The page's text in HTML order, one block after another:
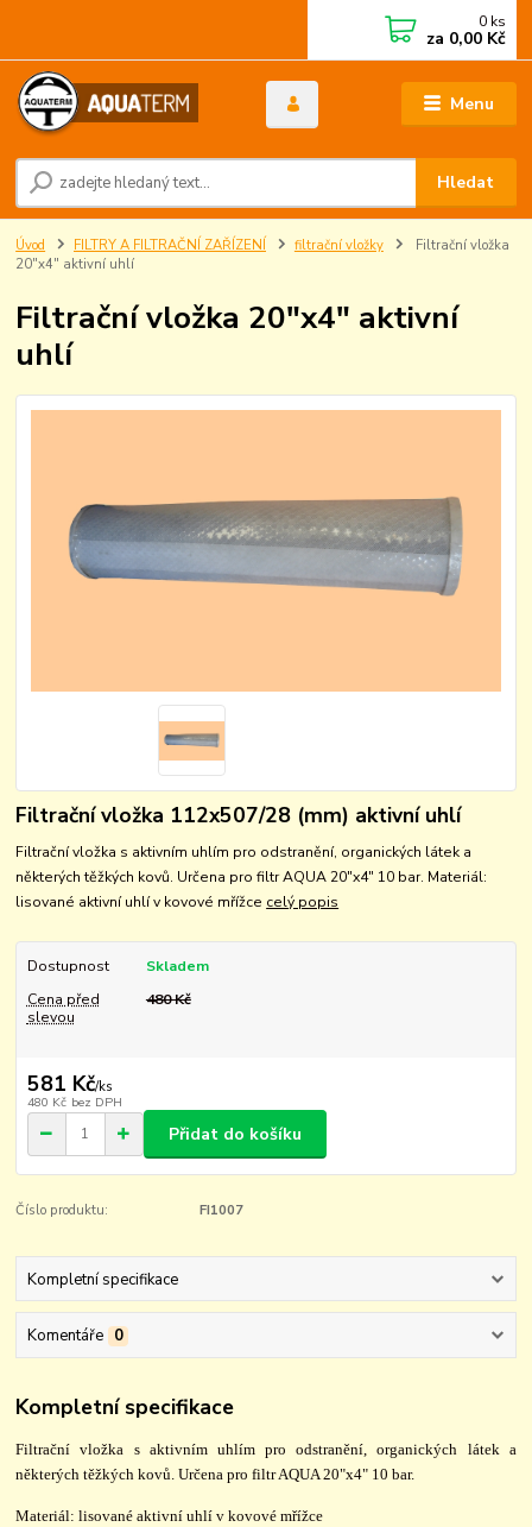
Menu
Hledat
0 ks
za 0,00 Kč
Úvod FILTRY A FILTRAČNÍ ZAŘÍZENÍ filtrační vložky
Filtrační vložka
20"x4" aktivní uhlí
Filtrační vložka 20"x4" aktivní
uhlí
Filtrační vložka 112x507/28 (mm) aktivní uhlí
Filtrační vložka s aktivním uhlím pro odstranění, organických látek a
některých těžkých kovů. Určena pro filtr AQUA 20"x4" 10 bar. Materiál:
lisované aktivní uhlí v kovové mřížce celý popis
Dostupnost
Skladem
Cena před
slevou
480 Kč
581 Kč/ks
480 Kč bez DPH
Přidat do košíku
Číslo produktu: FI1007
Kompletní specifikace
Komentáře 0
Kompletní specifikace
Filtrační vložka s aktivním uhlím pro odstranění, organických látek a
některých těžkých kovů. Určena pro filtr AQUA 20"x4" 10 bar.
Materiál: lisované aktivní uhlí v kovové mřížce